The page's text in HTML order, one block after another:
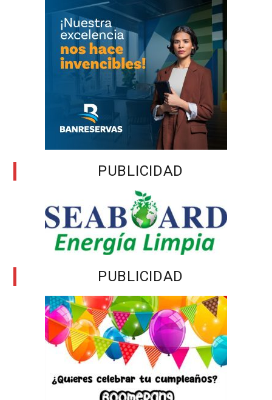
PUBLICIDAD
PUBLICIDAD